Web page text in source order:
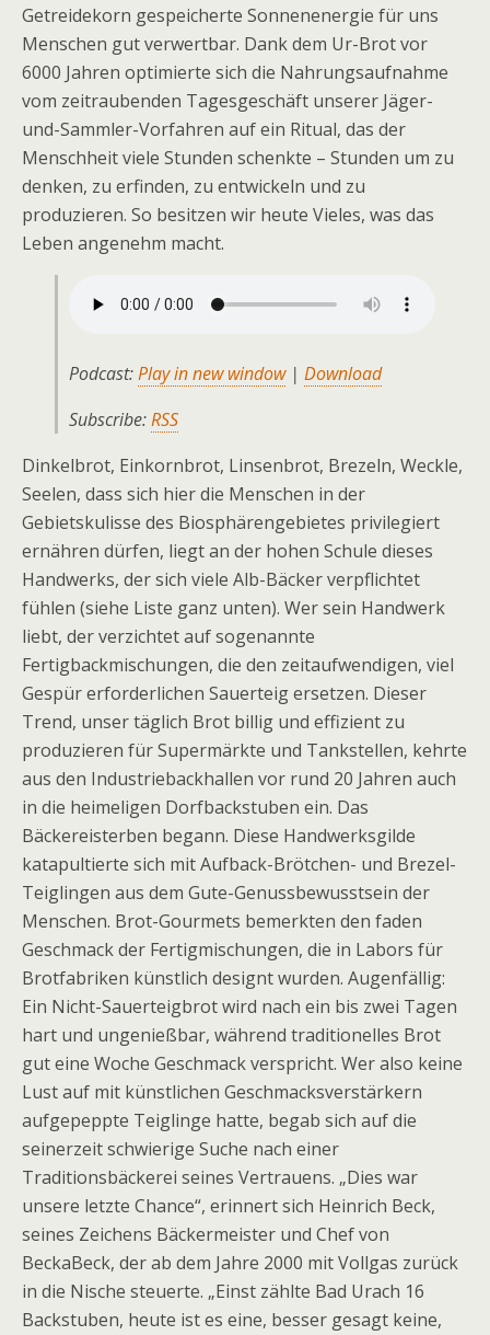
Getreidekorn gespeicherte Sonnenenergie für uns
Menschen gut verwertbar. Dank dem Ur-Brot vor
6000 Jahren optimierte sich die Nahrungsaufnahme
vom zeitraubenden Tagesgeschäft unserer Jäger-
und-Sammler-Vorfahren auf ein Ritual, das der
Menschheit viele Stunden schenkte – Stunden um zu
denken, zu erfinden, zu entwickeln und zu
produzieren. So besitzen wir heute Vieles, was das
Leben angenehm macht.
Podcast:Play in new window| Download
Subscribe:RSS
Dinkelbrot, Einkornbrot, Linsenbrot, Brezeln, Weckle,
Seelen, dass sich hier die Menschen in der
Gebietskulisse des Biosphärengebietes privilegiert
ernähren dürfen, liegt an der hohen Schule dieses
Handwerks, der sich viele Alb-Bäcker verpflichtet
fühlen (siehe Liste ganz unten). Wer sein Handwerk
liebt, der verzichtet auf sogenannte
Fertigbackmischungen, die den zeitaufwendigen, viel
Gespür erforderlichen Sauerteig ersetzen. Dieser
Trend, unser täglich Brot billig und effizient zu
produzieren für Supermärkte und Tankstellen, kehrte
aus den Industriebackhallen vor rund 20 Jahren auch
in die heimeligen Dorfbackstuben ein. Das
Bäckereisterben begann. Diese Handwerksgilde
katapultierte sich mit Aufback-Brötchen- und Brezel-
Teiglingen aus dem Gute-Genussbewusstsein der
Menschen. Brot-Gourmets bemerkten den faden
Geschmack der Fertigmischungen, die in Labors für
Brotfabriken künstlich designt wurden. Augenfällig:
Ein Nicht-Sauerteigbrot wird nach ein bis zwei Tagen
hart und ungenießbar, während traditionelles Brot
gut eine Woche Geschmack verspricht. Wer also keine
Lust auf mit künstlichen Geschmacksverstärkern
aufgepeppte Teiglinge hatte, begab sich auf die
seinerzeit schwierige Suche nach einer
Traditionsbäckerei seines Vertrauens. „Dies war
unsere letzte Chance“, erinnert sich Heinrich Beck,
seines Zeichens Bäckermeister und Chef von
BeckaBeck, der ab dem Jahre 2000 mit Vollgas zurück
in die Nische steuerte. „Einst zählte Bad Urach 16
Backstuben, heute ist es eine, besser gesagt keine,